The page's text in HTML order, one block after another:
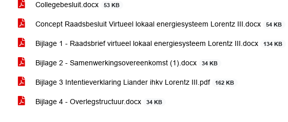
Collegebesluit.docx 53 KB
Concept Raadsbesluit Virtueel lokaal energiesysteem Lorentz III.docx 54 KB
Bijlage 1 - Raadsbrief virtueel lokaal energiesysteem Lorentz III.docx 134 KB
Bijlage 2 - Samenwerkingsovereenkomst (1).docx 34 KB
Bijlage 3 Intentieverklaring Liander ihkv Lorentz III.pdf 162 KB
Bijlage 4 - Overlegstructuur.docx 34 KB